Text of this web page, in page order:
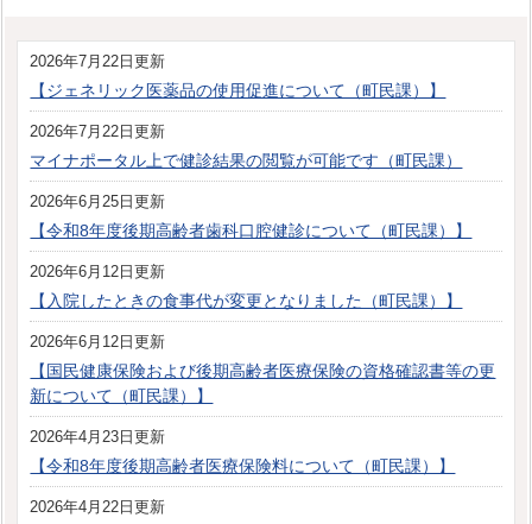
2026年7月22日更新
【ジェネリック医薬品の使用促進について（町民課）】
2026年7月22日更新
マイナポータル上で健診結果の閲覧が可能です（町民課）
2026年6月25日更新
【令和8年度後期高齢者歯科口腔健診について（町民課）】
2026年6月12日更新
【入院したときの食事代が変更となりました（町民課）】
2026年6月12日更新
【国民健康保険および後期高齢者医療保険の資格確認書等の更
新について（町民課）】
2026年4月23日更新
【令和8年度後期高齢者医療保険料について（町民課）】
2026年4月22日更新